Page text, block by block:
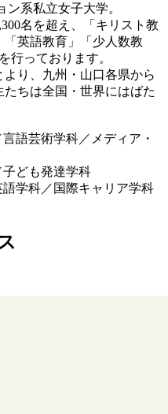
ン系私立女子大学。
名を超え、「キリスト教
英語教育」「少人数教
行っております。
り、九州・山口各県から
ちは全国・世界にはばた
語芸術学科／メディア・
ども発達学科
学科／国際キャリア学科